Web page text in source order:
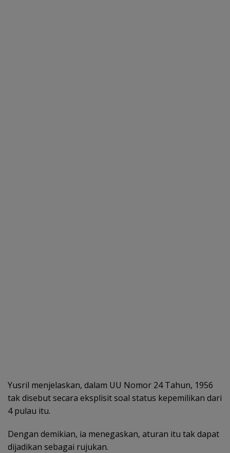
Yusril menjelaskan, dalam UU Nomor 24 Tahun, 1956
tak disebut secara eksplisit soal status kepemilikan dari
4 pulau itu.
Dengan demikian, ia menegaskan, aturan itu tak dapat
dijadikan sebagai rujukan.